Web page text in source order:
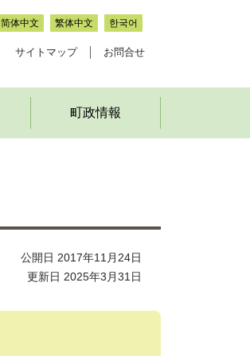
简体中文 繁体中文 한국어
サイトマップ お問合せ
町政情報
公開日 2017年11月24日
更新日 2025年3月31日